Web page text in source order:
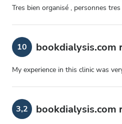
Tres bien organisé , personnes
10 bookdialysis.com
My experience in this clinic was
3,2 bookdialysis.com